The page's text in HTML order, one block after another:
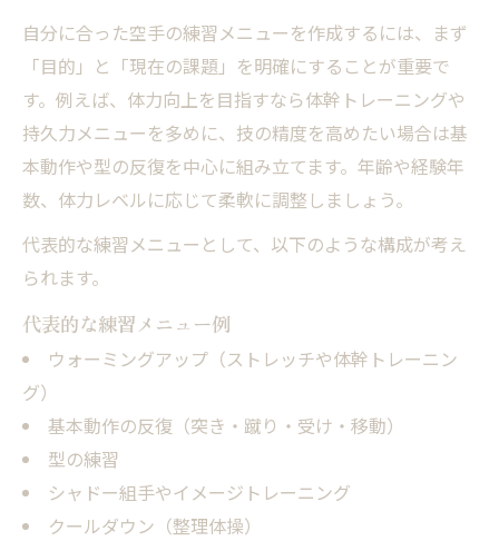
柔軟性を高めて空手の技をしなやかにする
方法
空手練習に役立つストレッチメニューの紹
介
技のキレを生む柔軟トレーニングのポイン
ト
空手の基礎力を支える柔軟性向上の工夫
自分に合った空手の練習メニューを作成するには、まず
「目的」と「現在の課題」を明確にすることが重要で
す。例えば、体力向上を目指すなら体幹トレーニングや
持久力メニューを多めに、技の精度を高めたい場合は基
本動作や型の反復を中心に組み立てます。年齢や経験年
数、体力レベルに応じて柔軟に調整しましょう。
代表的な練習メニューとして、以下のような構成が考え
られます。
代表的な練習メニュー例
ウォーミングアップ（ストレッチや体幹トレーニン
グ）
基本動作の反復（突き・蹴り・受け・移動）
型の練習
シャドー組手やイメージトレーニング
クールダウン（整理体操）